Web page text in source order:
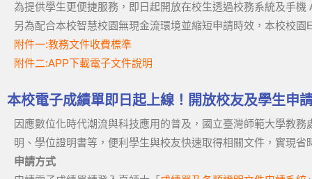
為提供學生更便捷服務，即日起開放在校生透過校務系統及手
另為配合本校智慧校園無現金流環境並縮短申請時效，本校校
附件一:教務文件收費標準
附件二:APP下載電子文件說明
本校電子成績單即日起上線！開放校友及學生申
因應數位化時代潮流與科技應用的普及，國立臺灣師範大學教
明、學位證明書等，便利學生與校友快速取得相關文件，實現省
申請方式